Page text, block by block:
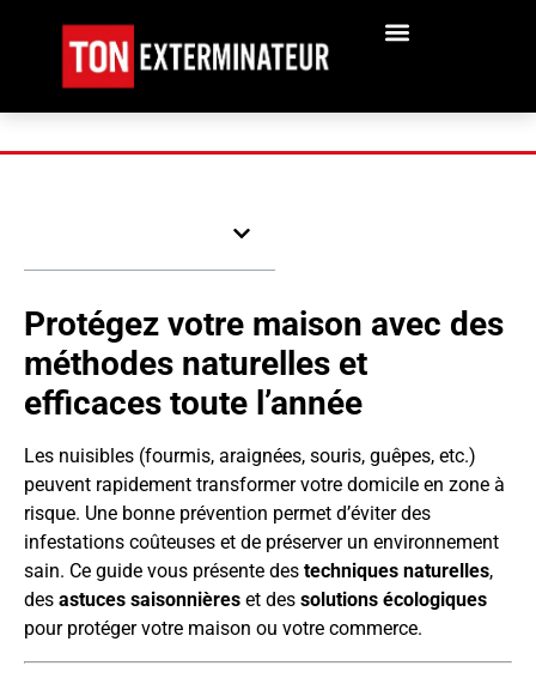
Protégez votre maison avec des
méthodes naturelles et
efficaces toute l’année
Les nuisibles (fourmis, araignées, souris, guêpes, etc.)
peuvent rapidement transformer votre domicile en zone à
risque. Une bonne prévention permet d’éviter des
infestations coûteuses et de préserver un environnement
sain. Ce guide vous présente des techniques naturelles,
des astuces saisonnières et des solutions écologiques
pour protéger votre maison ou votre commerce.